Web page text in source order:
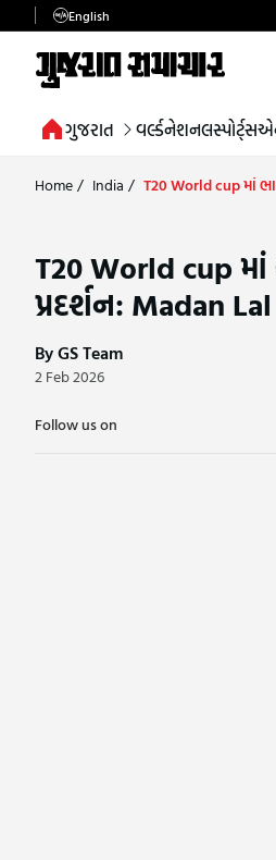
English
ગુજરાત વર્લ્ડનેશનલસ્પોર્ટ્સ
Home/ India / T20 World cup માં
T20 World cup માં
પ્રદર્શન: Madan Lal
By GS Team
2 Feb 2026
Follow us on